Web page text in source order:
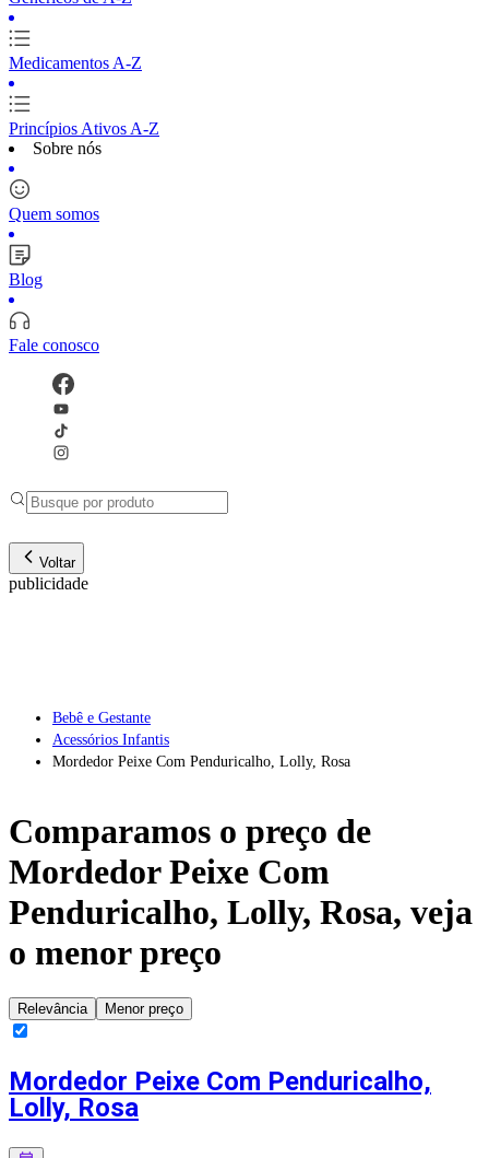
Medicamentos A-Z
Princípios Ativos A-Z
Sobre nós
Quem somos
Blog
Fale conosco
Voltar
publicidade
Bebê e Gestante
Acessórios Infantis
Mordedor Peixe Com Penduricalho, Lolly, Rosa
Comparamos o preço de
Mordedor Peixe Com
Penduricalho, Lolly, Rosa, veja
o menor preço
Relevância Menor preço
Mordedor Peixe Com Penduricalho,
Lolly, Rosa